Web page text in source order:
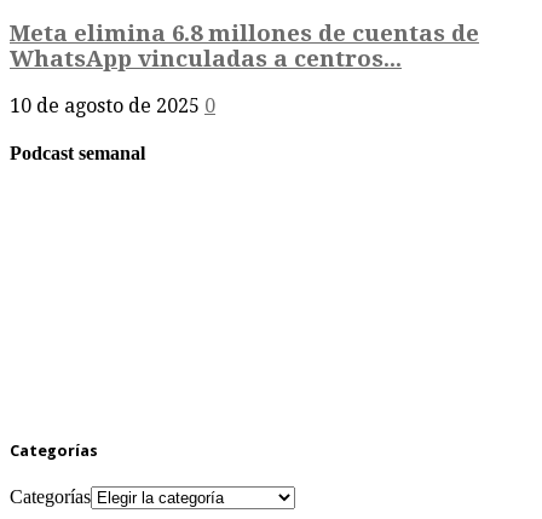
Meta elimina 6.8 millones de cuentas de
WhatsApp vinculadas a centros...
10 de agosto de 2025 0
Podcast semanal
Categorías
Categorías